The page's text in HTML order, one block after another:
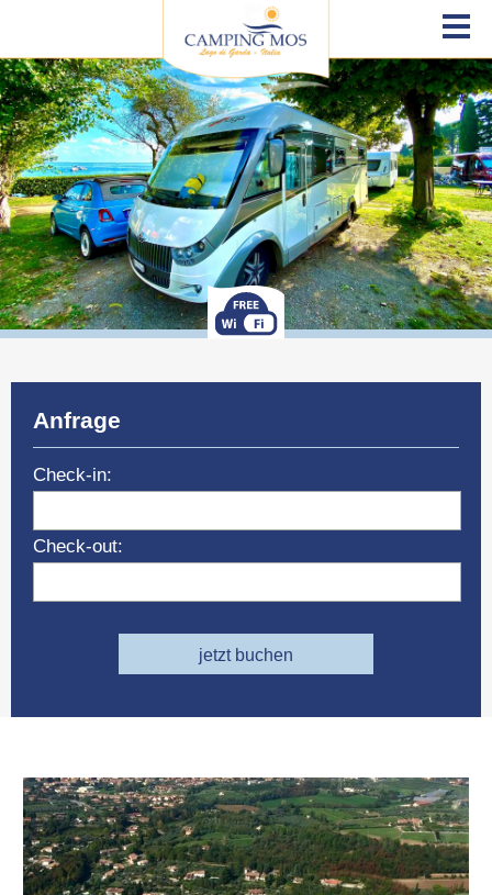
Anfrage
Check-in:
Check-out:
jetzt buchen